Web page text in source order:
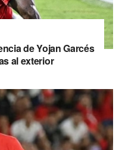
de Yojan Garcés
al exterior